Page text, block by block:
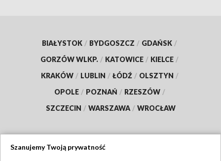
BIAŁYSTOK / BYDGOSZCZ / GDAŃSK /
GORZÓW WLKP. / KATOWICE / KIELCE /
KRAKÓW / LUBLIN / ŁÓDŹ / OLSZTYN /
OPOLE / POZNAŃ / RZESZÓW /
SZCZECIN / WARSZAWA / WROCŁAW
Szanujemy Twoją prywatność